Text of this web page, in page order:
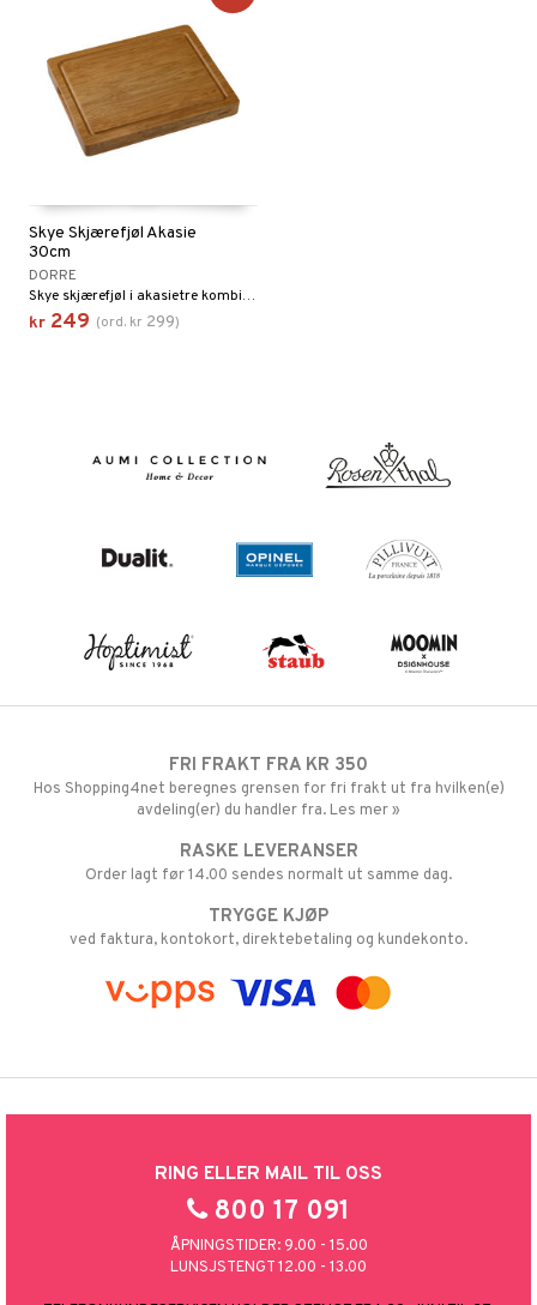
Skye Skjærefjøl Akasie
30cm
DORRE
Skye skjærefjøl i akasietre kombinerer slitestyrke med vakker struktur.
kr 249 (ord. kr 299)
FRI FRAKT FRA KR 350
Hos Shopping4net beregnes grensen for fri frakt ut fra hvilken(e)
avdeling(er) du handler fra. Les mer »
RASKE LEVERANSER
Order lagt før 14.00 sendes normalt ut samme dag.
TRYGGE KJØP
ved faktura, kontokort, direktebetaling og kundekonto.
RING ELLER MAIL TIL OSS
800 17 091
ÅPNINGSTIDER: 9.00 - 15.00
LUNSJSTENGT 12.00 - 13.00